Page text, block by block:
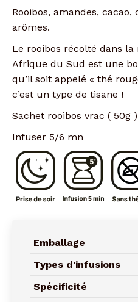
Rooibos, amandes,
arômes.
Le rooibos récolté dans la
Afrique du Sud est une
qu’il soit appelé « thé
c’est un type de tisane !
Sachet rooibos vrac ( 50g )
Infuser 5/6 mn
Emballage
Types d'infusions
Spécificité